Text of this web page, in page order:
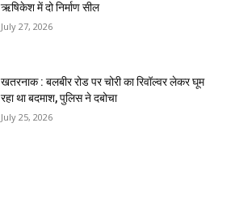
ऋषिकेश में दो निर्माण सील
July 27, 2026
खतरनाक : बलबीर रोड पर चोरी का रिवॉल्वर लेकर घूम
रहा था बदमाश, पुलिस ने दबोचा
July 25, 2026